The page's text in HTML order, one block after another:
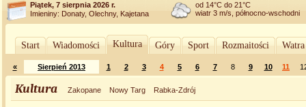
Piątek, 7 sierpnia 2026 r.
Imieniny: Donaty, Olechny, Kajetana
od 14°C do 21°C
wiatr 3 m/s, północno-wschodni
Start Wiadomości Kultura Góry Sport Rozmaitości
« Sierpień 2013 1 2 3 4 5 6 7 8 9 10 11
Kultura Zakopane Nowy Targ Rabka-Zdrój